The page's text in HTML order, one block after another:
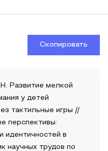
Скопировать
Развитие мелкой
у детей
тактильные игры //
перспективы:
идентичностей в
научных трудов по